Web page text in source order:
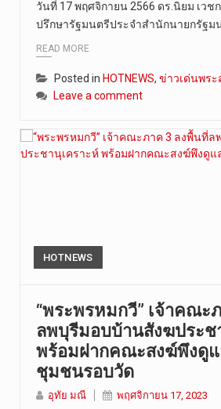
วันที่ 17 พฤศจิกายน 2566 ดร.นิยม เวช
ปรึกษารัฐมนตรีประจำสำนักนายกรัฐมน
READ MORE
Posted in HOTNEWS, ข่าวเด่นพระ
Leave a comment
HOTNEWS
“พระพรหมกวี” เจ้าคณะ
ลพบุรีมอบบ้านสังฆประช
พร้อมฝากคณะสงฆ์พึงดู
ชุมชนรอบวัด
อุทัย มณี พฤศจิกายน 17, 2023